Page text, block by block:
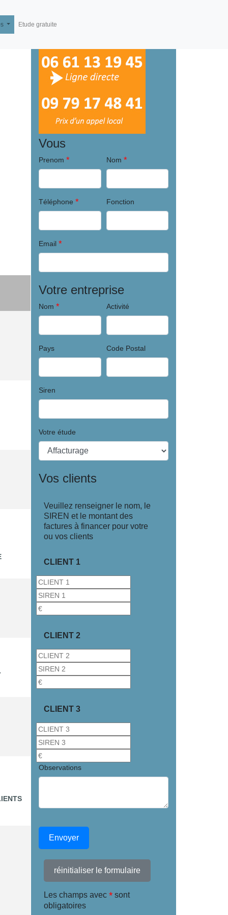
Etude gratuite
Vous
Prenom * Nom *
Téléphone * Fonction
Email *
Votre entreprise
Nom * Activité
Pays Code Postal
Siren
Votre étude
Vos clients
Veuillez renseigner le nom, le
SIREN et le montant des
factures à financer pour votre
ou vos clients
CLIENT 1
CLIENT 2
CLIENT 3
Observations
Envoyer
réinitialiser le formulaire
Les champs avec * sont
obligatoires